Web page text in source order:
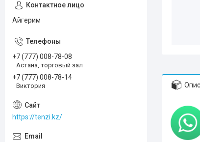
Айгерим
+7 (777) 008-78-08
Астана, торговый зал
+7 (777) 008-78-14
Виктория
https://tenzi.kz/